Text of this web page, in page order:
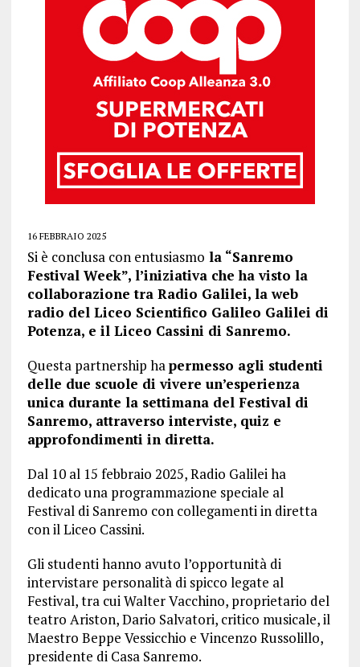
16 FEBBRAIO 2025
Si è conclusa con entusiasmo la “Sanremo
Festival Week”, l’iniziativa che ha visto la
collaborazione tra Radio Galilei, la web
radio del Liceo Scientifico Galileo Galilei di
Potenza, e il Liceo Cassini di Sanremo.
Questa partnership hapermesso agli studenti
delle due scuole di vivere un’esperienza
unica durante la settimana del Festival di
Sanremo, attraverso interviste, quiz e
approfondimenti in diretta.
Dal 10 al 15 febbraio 2025, Radio Galilei ha
dedicato una programmazione speciale al
Festival di Sanremo con collegamenti in diretta
con il Liceo Cassini.
Gli studenti hanno avuto l’opportunità di
intervistare personalità di spicco legate al
Festival, tra cui Walter Vacchino, proprietario del
teatro Ariston, Dario Salvatori, critico musicale, il
Maestro Beppe Vessicchio e Vincenzo Russolillo,
presidente di Casa Sanremo.